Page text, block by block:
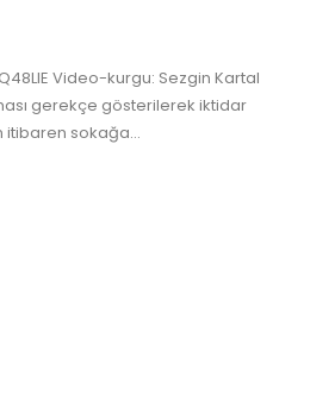
Video-kurgu: Sezgin Kartal
gerekçe gösterilerek iktidar
itibaren sokağa…